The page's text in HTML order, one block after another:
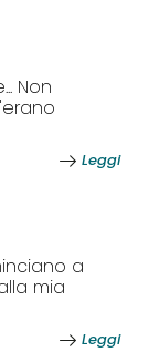
Non
Leggi
a
mia
Leggi